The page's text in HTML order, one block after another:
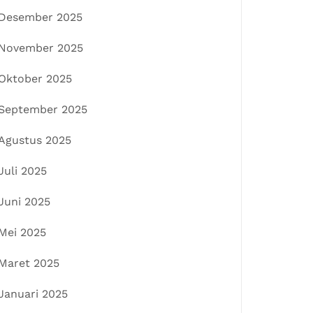
2025
2025
2025
2025
2025
2025
2025
2025
2025
2025